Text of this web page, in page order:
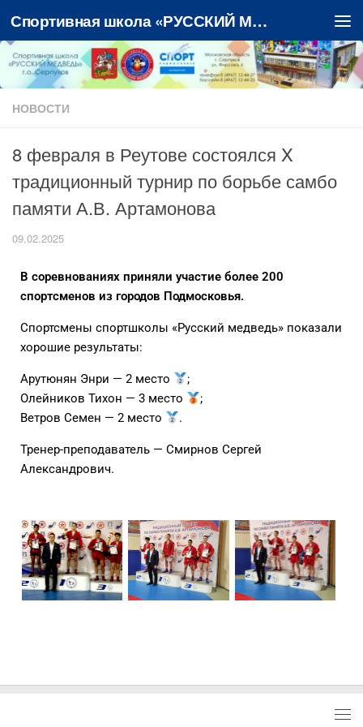
Перейти к содержимому Спортивная школа «РУССКИЙ МЕДВЕДЬ»
НОВОСТИ
8 февраля в Реутове состоялся X
традиционный турнир по борьбе самбо
памяти А.В. Артамонова
09.02.2025
В соревнованиях приняли участие более 200
спортсменов из городов Подмосковья.
Спортсмены спортшколы «Русский медведь» показали
хорошие результаты:
Арутюнян Энри — 2 место
;
Олейников Тихон — 3 место
;
Ветров Семен — 2 место
.
Тренер-преподаватель — Смирнов Сергей
Александрович.